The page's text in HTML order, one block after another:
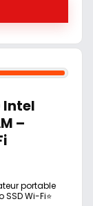
Intel
–
portable
SSD Wi-Fi⭐